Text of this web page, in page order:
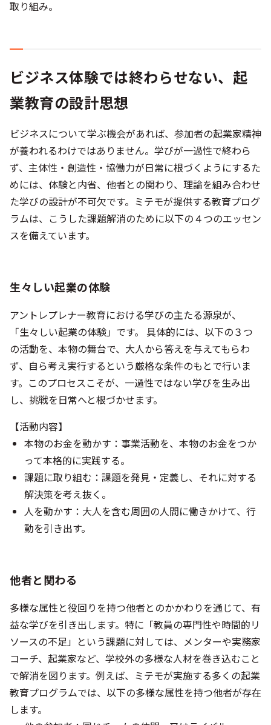
取り組み。
ビジネス体験では終わらせない、起
業教育の設計思想
ビジネスについて学ぶ機会があれば、参加者の起業家精神
が養われるわけではありません。学びが一過性で終わら
ず、主体性・創造性・協働力が日常に根づくようにするた
めには、体験と内省、他者との関わり、理論を組み合わせ
た学びの設計が不可欠です。ミテモが提供する教育プログ
ラムは、こうした課題解消のために以下の４つのエッセン
スを備えています。
生々しい起業の体験
アントレプレナー教育における学びの主たる源泉が、
「生々しい起業の体験」です。 具体的には、以下の３つ
の活動を、本物の舞台で、大人から答えを与えてもらわ
ず、自ら考え実行するという厳格な条件のもとで行いま
す。このプロセスこそが、一過性ではない学びを生み出
し、挑戦を日常へと根づかせます。
【活動内容】
本物のお金を動かす：事業活動を、本物のお金をつか
って本格的に実践する。
課題に取り組む：課題を発見・定義し、それに対する
解決策を考え抜く。
人を動かす：大人を含む周囲の人間に働きかけて、行
動を引き出す。
他者と関わる
多様な属性と役回りを持つ他者とのかかわりを通じて、有
益な学びを引き出します。特に「教員の専門性や時間的リ
ソースの不足」という課題に対しては、メンターや実務家
コーチ、起業家など、学校外の多様な人材を巻き込むこと
で解消を図ります。例えば、ミテモが実施する多くの起業
教育プログラムでは、以下の多様な属性を持つ他者が存在
します。